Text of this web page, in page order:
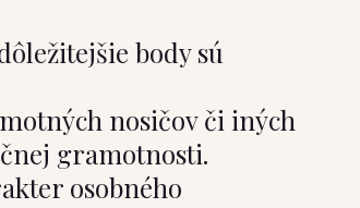
body sú
nosičov či iných
gramotnosti.
osobného